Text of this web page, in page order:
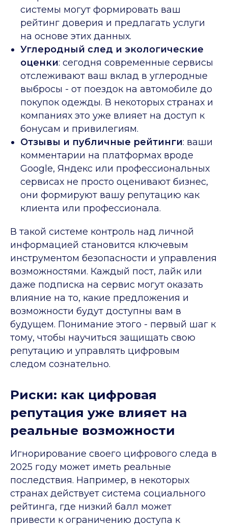
системы могут формировать ваш
рейтинг доверия и предлагать услуги
на основе этих данных.
Углеродный след и экологические
оценки: сегодня современные сервисы
отслеживают ваш вклад в углеродные
выбросы - от поездок на автомобиле до
покупок одежды. В некоторых странах и
компаниях это уже влияет на доступ к
бонусам и привилегиям.
Отзывы и публичные рейтинги: ваши
комментарии на платформах вроде
Google, Яндекс или профессиональных
сервисах не просто оценивают бизнес,
они формируют вашу репутацию как
клиента или профессионала.
В такой системе контроль над личной
информацией становится ключевым
инструментом безопасности и управления
возможностями. Каждый пост, лайк или
даже подписка на сервис могут оказать
влияние на то, какие предложения и
возможности будут доступны вам в
будущем. Понимание этого - первый шаг к
тому, чтобы научиться защищать свою
репутацию и управлять цифровым
следом сознательно.
Риски: как цифровая
репутация уже влияет на
реальные возможности
Игнорирование своего цифрового следа в
2025 году может иметь реальные
последствия. Например, в некоторых
странах действует система социального
рейтинга, где низкий балл может
привести к ограничению доступа к